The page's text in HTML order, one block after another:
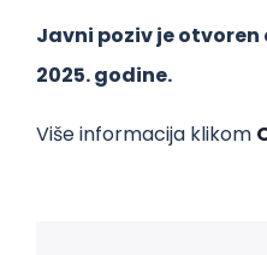
Javni poziv je otvoren
2025. godine.
Više informacija klikom